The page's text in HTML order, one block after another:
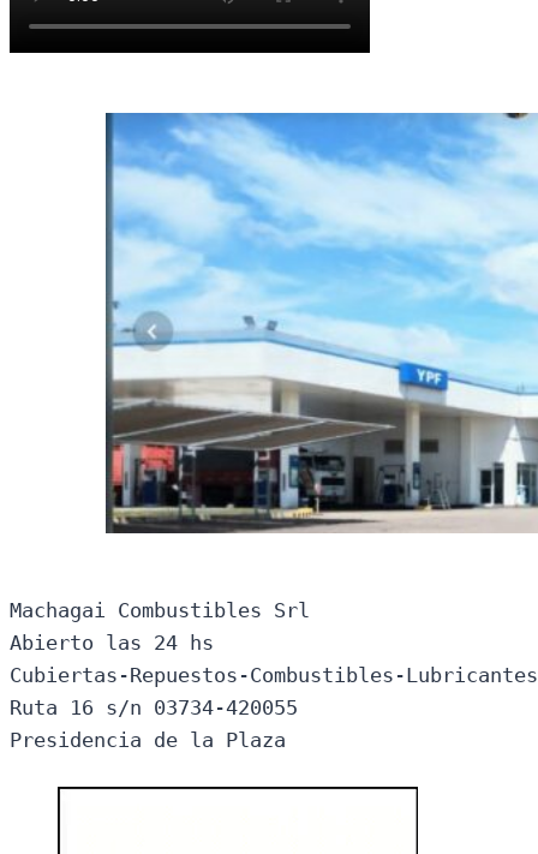
Machagai Combustibles Srl
Abierto las 24 hs
Cubiertas-Repuestos-Combustibles-
Ruta 16 s/n 03734-420055
Presidencia de la Plaza